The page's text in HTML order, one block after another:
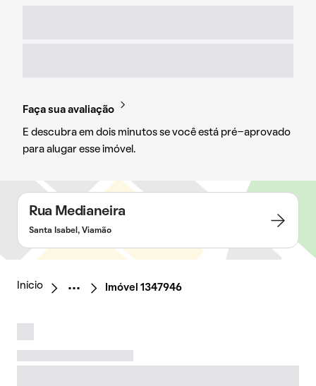
Faça sua avaliação
E descubra em dois minutos se você está pré-aprovado
para alugar esse imóvel.
Rua Medianeira
Santa Isabel, Viamão
Início Imóvel 1347946